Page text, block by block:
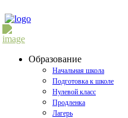
Образование
Начальная школа
Подготовка к школе
Нулевой класс
Продленка
Лагерь